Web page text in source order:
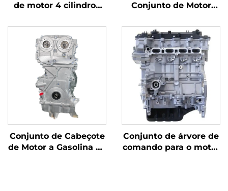
de motor 4 cilindros
2.0T conforme padrão
OEM, recondicionado
para Mercedes Benz
C200 C300 E300
Conjunto de Motor
Cabeçote e Bloco para
Carros a Gasolina nos
EUA com Certificado
ISO
Conjunto de Cabeçote
de Motor a Gasolina de
Conjunto de árvore de
comando para o motor